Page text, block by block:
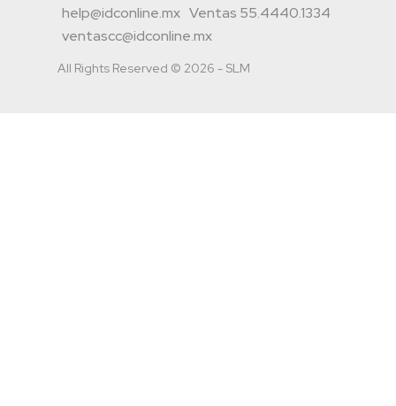
help@idconline.mx Ventas 55.4440.1334
ventascc@idconline.mx
All Rights Reserved © 2026 - SLM